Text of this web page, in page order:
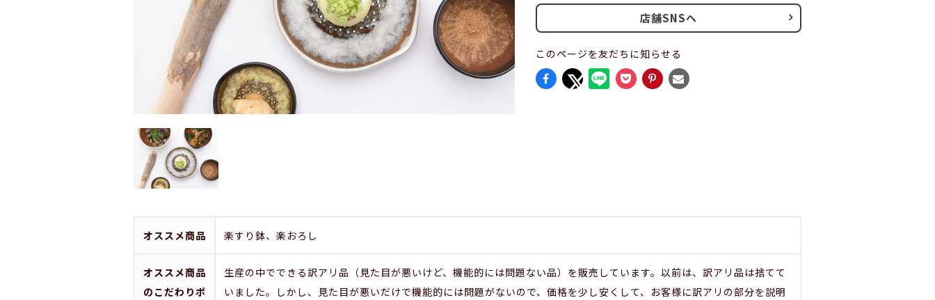
店舗SNSへ
このページを友だちに知らせる
オススメ商品 楽すり鉢、楽おろし
オススメ商品
のこだわりポ
生産の中でできる訳アリ品（見た目が悪いけど、機能的には問題ない品）を販売しています。以前は、訳アリ品は捨てて
いました。しかし、見た目が悪いだけで機能的には問題がないので、価格を少し安くして、お客様に訳アリの部分を説明